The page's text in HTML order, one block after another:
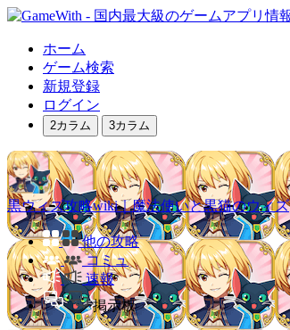
ホーム
ゲーム検索
新規登録
ログイン
2カラム 3カラム
黒ウィズ攻略wiki｜魔法使いと黒猫のウィズ
他の攻略
コミュ
速報
掲示板